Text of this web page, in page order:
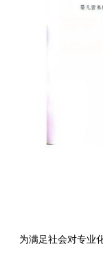
为满足社会对专业